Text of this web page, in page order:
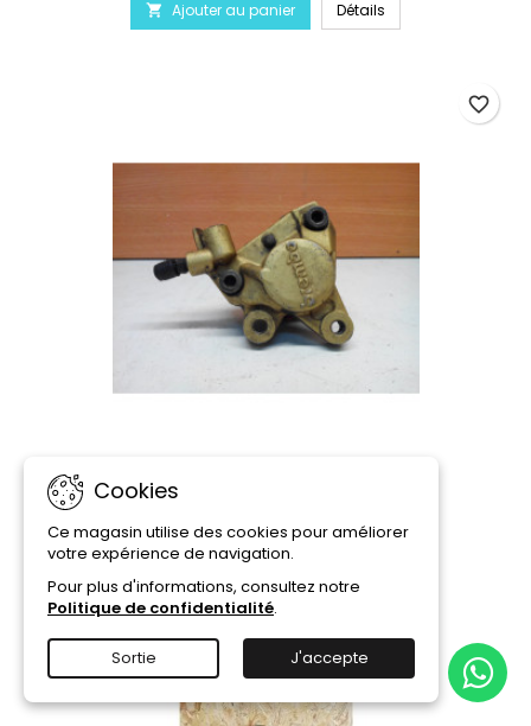
 Ajouter au panier Détails
ETRIER DE FREIN BREMBO
25,00 €
 Ajouter au panier Détails
favorite_border
favorite_border
Cookies
Ce magasin utilise des cookies pour améliorer
votre expérience de navigation.
Pour plus d'informations, consultez notre
Politique de confidentialité.
Sortie J'accepte